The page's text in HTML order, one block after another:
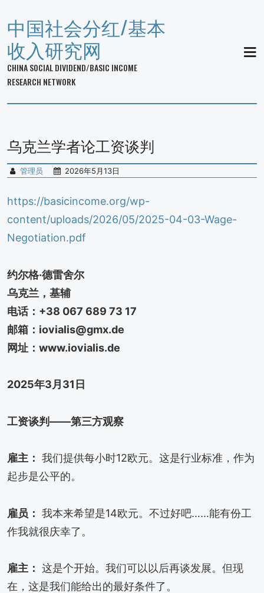
中国社会分红/基本
收入研究网
CHINA SOCIAL DIVIDEND/BASIC INCOME
RESEARCH NETWORK
乌克兰学者论工资谈判
管理员 2026年5月13日
https://basicincome.org/wp-
content/uploads/2026/05/2025-04-03-Wage-
Negotiation.pdf
约尔格·德雷舍尔
乌克兰，基辅
电话：+38 067 689 73 17
邮箱：iovialis@gmx.de
网址：www.iovialis.de
2025年3月31日
工资谈判——第三方观察
雇主： 我们提供每小时12欧元。这是行业标准，作为
起步是公平的。
雇员： 我本来希望是14欧元。不过好吧……能有份工
作我就很庆幸了。
雇主： 这是个开始。我们可以以后再谈发展。但现
在，这是我们能给出的最好条件了。